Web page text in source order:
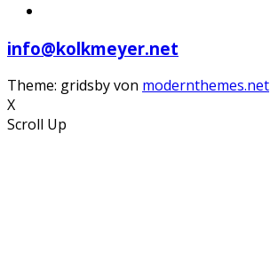
info@kolkmeyer.net
Theme: gridsby von modernthemes.net
X
Scroll Up